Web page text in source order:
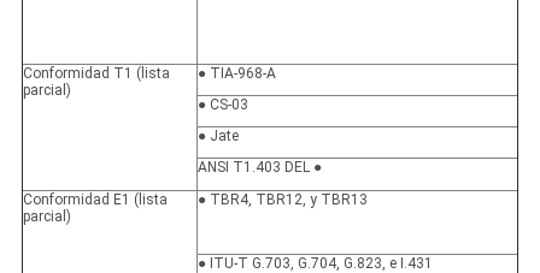
Conformidad T1 (lista
parcial)
● TIA-968-A
● CS-03
● Jate
ANSI T1.403 DEL ●
Conformidad E1 (lista
parcial)
● TBR4, TBR12, y TBR13
● ITU-T G.703, G.704, G.823, e I.431